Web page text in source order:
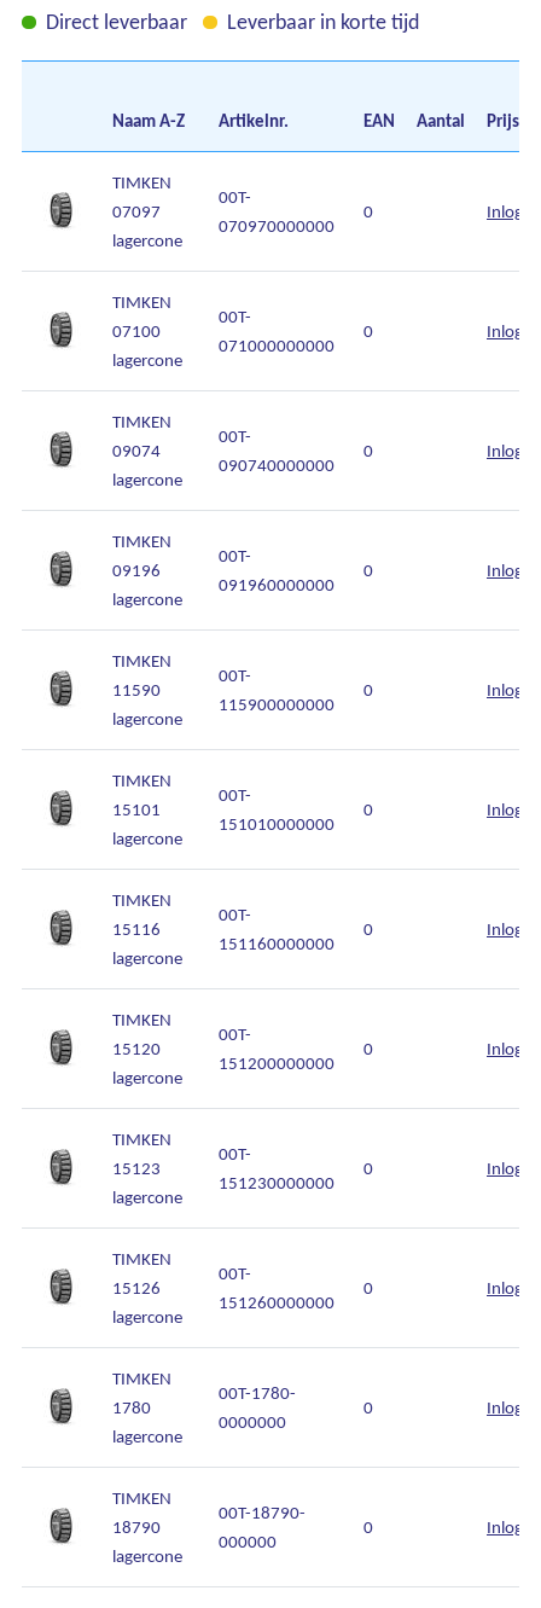
Direct leverbaar Leverbaar in korte tijd
NaamA-Z Artikelnr. EAN Aantal Prijs
TIMKEN
07097
lagercone
00T-
070970000000
0
TIMKEN
07100
lagercone
00T-
071000000000
0
TIMKEN
09074
lagercone
00T-
090740000000
0
TIMKEN
09196
lagercone
00T-
091960000000
0
TIMKEN
11590
lagercone
00T-
115900000000
0
TIMKEN
15101
lagercone
00T-
151010000000
0
TIMKEN
15116
lagercone
00T-
151160000000
0
TIMKEN
15120
lagercone
00T-
151200000000
0
TIMKEN
15123
lagercone
00T-
151230000000
0
TIMKEN
15126
lagercone
00T-
151260000000
0
TIMKEN
1780
lagercone
00T-1780-
0000000
0
TIMKEN
18790
lagercone
00T-18790-
000000
0